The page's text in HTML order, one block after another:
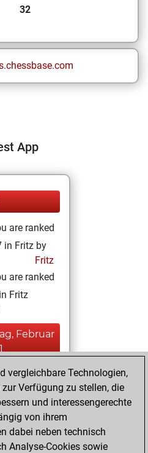
32
App
are ranked
in Fritz by
Fritz
are ranked
Fritz
Februar
achieved a
of 32
Fritz
a new Elo
vergleichbare Technologien,
Verfügung zu stellen, die
und interessengerechte
von ihrem
dabei neben technisch
Analyse-Cookies sowie